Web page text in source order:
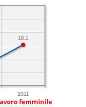
2011
16.1
femminile